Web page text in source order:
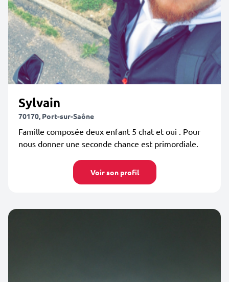
Sylvain
70170, Port-sur-Saône
Famille composée deux enfant 5 chat et oui . Pour
nous donner une seconde chance est primordiale.
Voir son profil